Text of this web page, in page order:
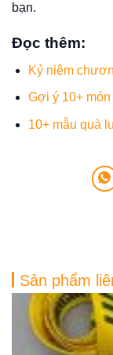
bạn.
Đọc thêm:
Kỷ niệm
Gợi ý 10+
10+ mẫu quà
Sản phẩm